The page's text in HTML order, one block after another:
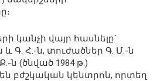
կանչի վայր հասնելը`
և Գ. Հ.-ն, տուժածներ Գ. Մ.-ն
ն (ծնված 1984 թ․)
բժշկական կենտրոն, որտեղ